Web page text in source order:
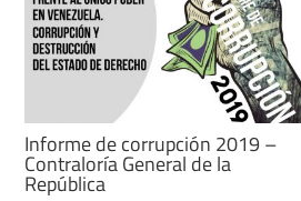
Informe de corrupción 2019 –
Contraloría General de la
República